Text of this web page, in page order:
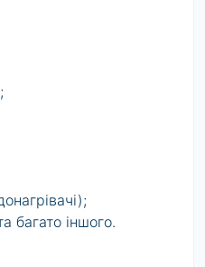
багато іншого.